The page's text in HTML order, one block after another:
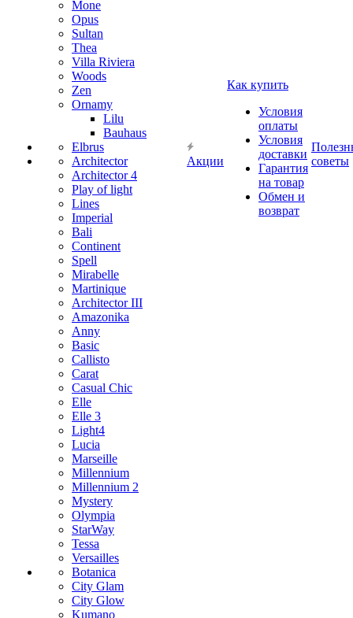
Mone
Opus
Sultan
Thea
Villa Riviera
Woods
Zen
Ornamy
Lilu
Bauhaus
Elbrus
Architector
Architector 4
Play of light
Lines
Imperial
Bali
Continent
Spell
Mirabelle
Martinique
Architector III
Amazonika
Anny
Basic
Callisto
Carat
Casual Chic
Elle
Elle 3
Light4
Lucia
Marseille
Millennium
Millennium 2
Mystery
Olympia
StarWay
Tessa
Versailles
Botanica
City Glam
City Glow
Kumano
Акции
Как купить
Условия
оплаты
Условия
доставки
Гарантия
на товар
Обмен и
возврат
советы